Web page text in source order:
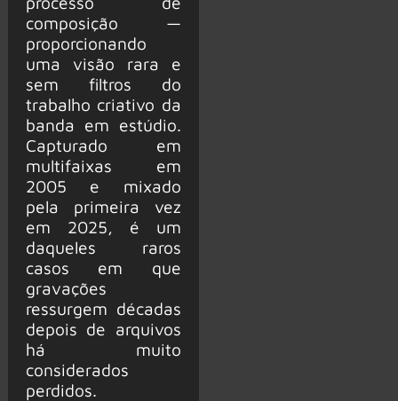
composição —
proporcionando
uma visão rara e
sem filtros do
trabalho criativo da
banda em estúdio.
Capturado em
multifaixas em
2005 e mixado
pela primeira vez
em 2025, é um
daqueles raros
casos em que
gravações
ressurgem décadas
depois de arquivos
há muito
considerados
perdidos.